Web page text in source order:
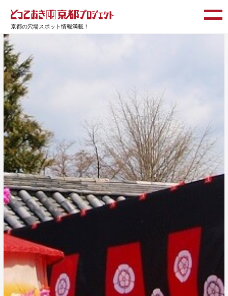
京都の穴場スポット情報満載！